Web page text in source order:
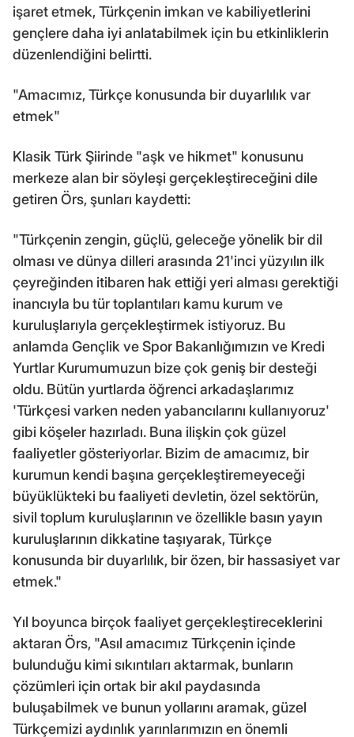
işaret etmek, Türkçenin imkan ve kabiliyetlerini
gençlere daha iyi anlatabilmek için bu etkinliklerin
düzenlendiğini belirtti.
"Amacımız, Türkçe konusunda bir duyarlılık var
etmek"
Klasik Türk Şiirinde "aşk ve hikmet" konusunu
merkeze alan bir söyleşi gerçekleştireceğini dile
getiren Örs, şunları kaydetti:
"Türkçenin zengin, güçlü, geleceğe yönelik bir dil
olması ve dünya dilleri arasında 21'inci yüzyılın ilk
çeyreğinden itibaren hak ettiği yeri alması gerektiği
inancıyla bu tür toplantıları kamu kurum ve
kuruluşlarıyla gerçekleştirmek istiyoruz. Bu
anlamda Gençlik ve Spor Bakanlığımızın ve Kredi
Yurtlar Kurumumuzun bize çok geniş bir desteği
oldu. Bütün yurtlarda öğrenci arkadaşlarımız
'Türkçesi varken neden yabancılarını kullanıyoruz'
gibi köşeler hazırladı. Buna ilişkin çok güzel
faaliyetler gösteriyorlar. Bizim de amacımız, bir
kurumun kendi başına gerçekleştiremeyeceği
büyüklükteki bu faaliyeti devletin, özel sektörün,
sivil toplum kuruluşlarının ve özellikle basın yayın
kuruluşlarının dikkatine taşıyarak, Türkçe
konusunda bir duyarlılık, bir özen, bir hassasiyet var
etmek."
Yıl boyunca birçok faaliyet gerçekleştireceklerini
aktaran Örs, "Asıl amacımız Türkçenin içinde
bulunduğu kimi sıkıntıları aktarmak, bunların
çözümleri için ortak bir akıl paydasında
buluşabilmek ve bunun yollarını aramak, güzel
Türkçemizi aydınlık yarınlarımızın en önemli